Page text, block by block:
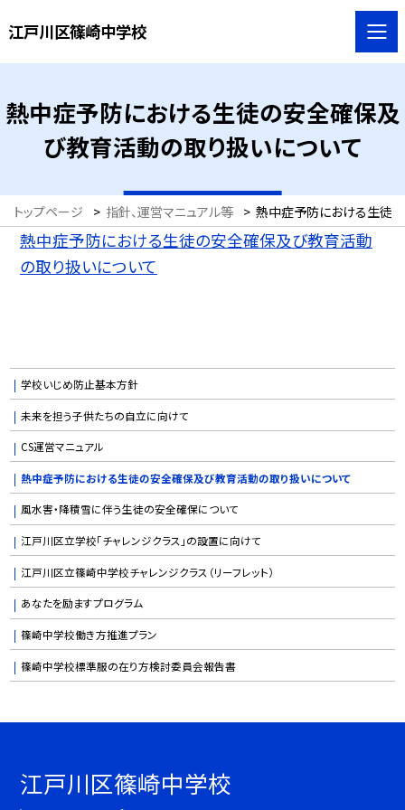
江戸川区篠崎中学校
熱中症予防における生徒の安全確保及
び教育活動の取り扱いについて
トップページ > 指針、運営マニュアル等 > 熱中症予防における生徒
熱中症予防における生徒の安全確保及び教育活動
の取り扱いについて
学校いじめ防止基本方針
未来を担う子供たちの自立に向けて
CS運営マニュアル
熱中症予防における生徒の安全確保及び教育活動の取り扱いについて
風水害・降積雪に伴う生徒の安全確保について
江戸川区立学校「チャレンジクラス」の設置に向けて
江戸川区立篠崎中学校チャレンジクラス（リーフレット）
あなたを励ますプログラム
篠崎中学校働き方推進プラン
篠崎中学校標準服の在り方検討委員会報告書
江戸川区篠崎中学校